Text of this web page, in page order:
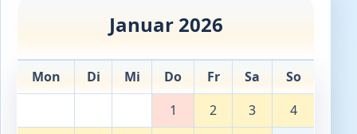
Januar 2026
Mon Di Mi Do Fr Sa
So
1
2 3
4